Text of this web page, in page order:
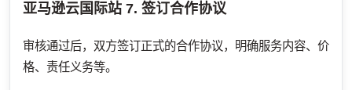
亚马逊云国际站 7. 签订合作协议
审核通过后，双方签订正式的合作协议，明确服务内容、价
格、责任义务等。